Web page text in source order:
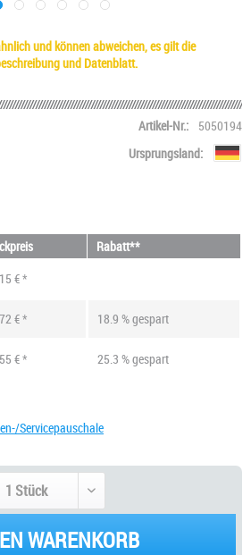
und können abweichen, es gilt die
und Datenblatt.
Artikel-Nr.:
5050194
Ursprungsland:
Rabatt**
€ *
€ * 18.9 % gespart
€ *
25.3 % gespart
Servicepauschale
WARENKORB